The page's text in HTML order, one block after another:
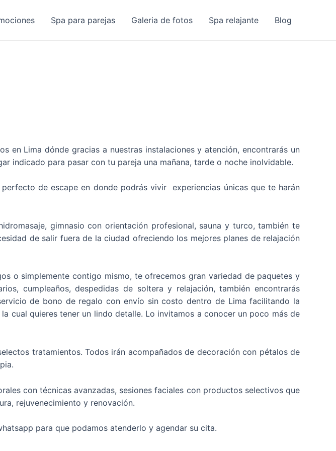
Spa para parejas Galeria de fotos Spa relajante Blog
en Lima dónde gracias a nuestras instalaciones y atención, encontrarás un
indicado para pasar con tu pareja una mañana, tarde o noche inolvidable.
de escape en donde podrás vivir experiencias únicas que te harán
gimnasio con orientación profesional, sauna y turco, también te
de salir fuera de la ciudad ofreciendo los mejores planes de relajación
o simplemente contigo mismo, te ofrecemos gran variedad de paquetes y
cumpleaños, despedidas de soltera y relajación, también encontrarás
de bono de regalo con envío sin costo dentro de Lima facilitando la
cual quieres tener un lindo detalle. Lo invitamos a conocer un poco más de
tratamientos. Todos irán acompañados de decoración con pétalos de
con técnicas avanzadas, sesiones faciales con productos selectivos que
rejuvenecimiento y renovación.
para que podamos atenderlo y agendar su cita.